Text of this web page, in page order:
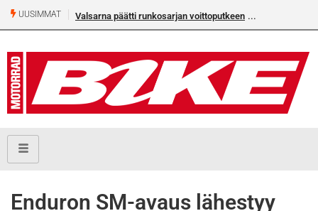
UUSIMMAT Valsarna päätti runkosarjan voittoputkeen
Enduron SM-avaus lähestyy